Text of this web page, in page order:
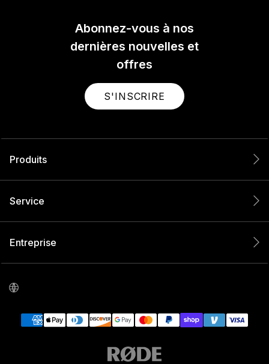
Abonnez-vous à nos
dernières nouvelles et
offres
S'INSCRIRE
Produits
Service
Entreprise